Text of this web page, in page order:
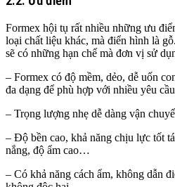
Formex hội tụ rất nhiều những ưu
loại chất liệu khác, mà điển hình là
sẽ có những hạn chế mà đơn vị sử
– Formex có độ mềm, dẻo, dễ uốn
đa dạng để phù hợp với nhiều yêu
– Trọng lượng nhẹ dễ dàng vận
– Độ bền cao, khả năng chịu lực tốt
nắng, độ ẩm cao…
– Có khả năng cách ẩm, không dẫn